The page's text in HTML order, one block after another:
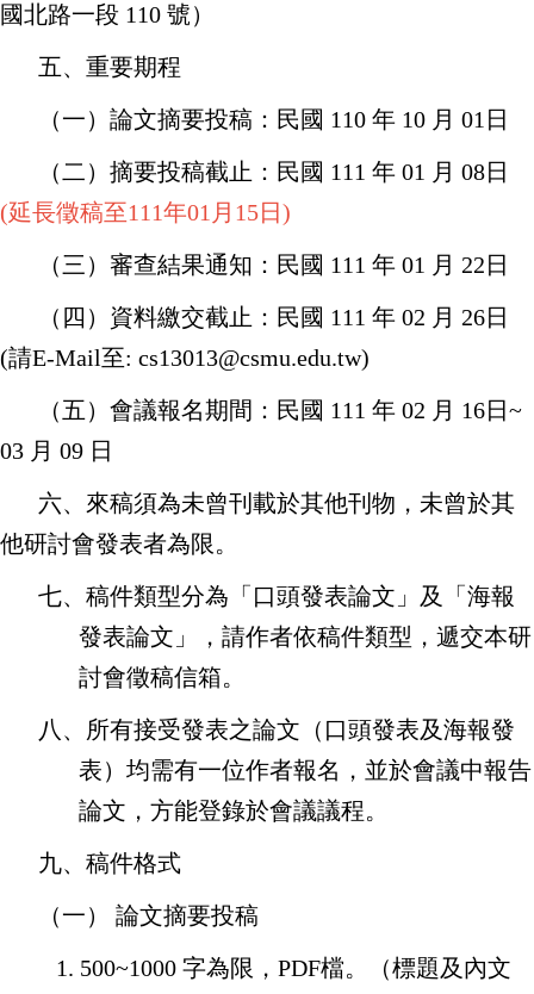
國北路一段 110 號）
五、重要期程
（一）論文摘要投稿：民國 110 年 10 月 01 日
（二）摘要投稿截止：民國 111 年 01 月 08日
(延長徵稿至111年01月15日)
（三）審查結果通知：民國 111 年 01 月 22 日
（四）資料繳交截止：民國 111 年 02 月 26日
(請E-Mail至: cs13013@csmu.edu.tw)
（五）會議報名期間：民國 111 年 02 月 16日 ~
03 月 09 日
六、來稿須為未曾刊載於其他刊物，未曾於其
他研討會發表者為限。
七、稿件類型分為「口頭發表論文」及「海報
發表論文」，請作者依稿件類型，遞交本研
討會徵稿信箱。
八、所有接受發表之論文（口頭發表及海報發
表）均需有一位作者報名，並於會議中報告
論文，方能登錄於會議議程。
九、稿件格式
（一）
論文摘要投稿
1. 500~1000 字為限， PDF檔。（標題及內文